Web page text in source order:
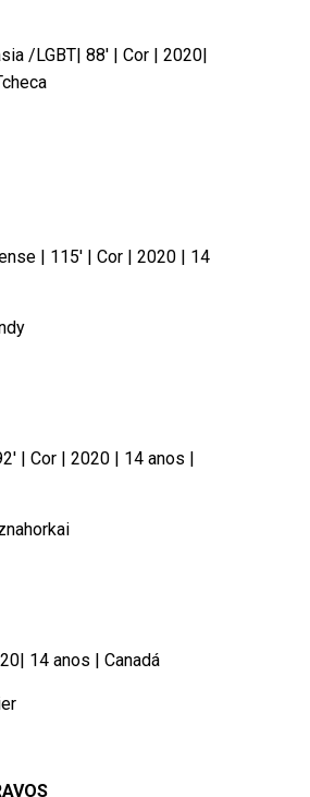
/LGBT| 88′ | Cor | 2020|
| 115′ | Cor | 2020 | 14
| Cor | 2020 | 14 anos |
14 anos | Canadá